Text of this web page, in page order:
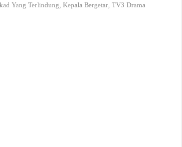
Yang Terlindung ,Kepala Bergetar ,TV3 Drama